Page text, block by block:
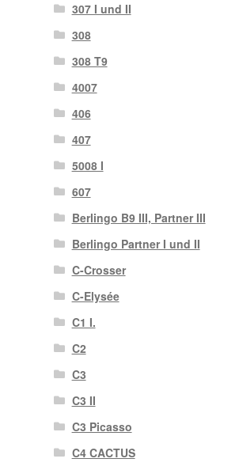
307 I und II
308
308 T9
4007
406
407
5008 I
607
Berlingo B9 III, Partner III
Berlingo Partner I und II
C-Crosser
C-Elysée
C1 I.
C2
C3
C3 II
C3 Picasso
C4 CACTUS